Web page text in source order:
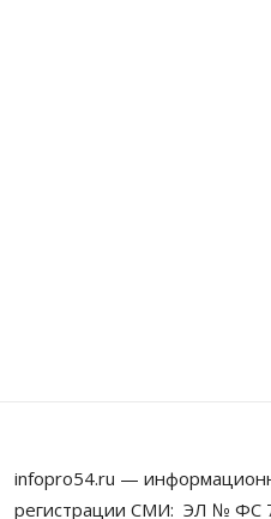
infopro54.ru —
регистрации СМИ: ЭЛ № ФС